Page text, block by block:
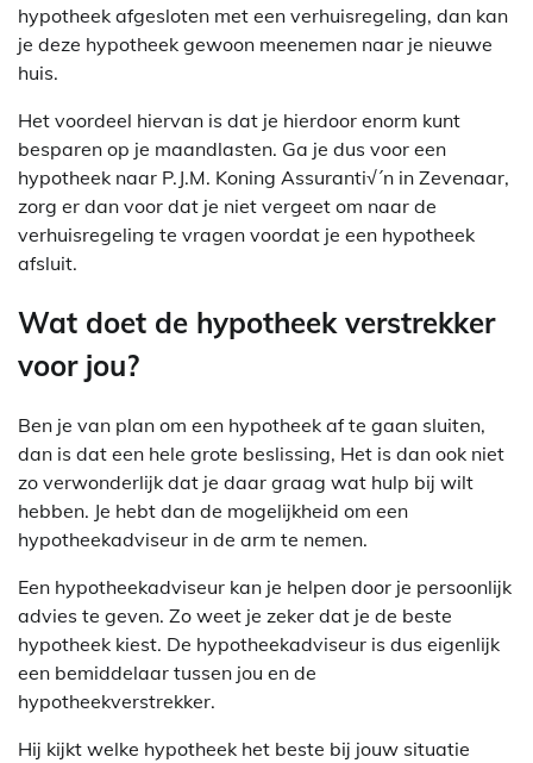
hypotheek afgesloten met een verhuisregeling, dan kan
je deze hypotheek gewoon meenemen naar je nieuwe
huis.
Het voordeel hiervan is dat je hierdoor enorm kunt
besparen op je maandlasten. Ga je dus voor een
hypotheek naar P.J.M. Koning Assuranti√´n in Zevenaar,
zorg er dan voor dat je niet vergeet om naar de
verhuisregeling te vragen voordat je een hypotheek
afsluit.
Wat doet de hypotheek verstrekker
voor jou?
Ben je van plan om een hypotheek af te gaan sluiten,
dan is dat een hele grote beslissing, Het is dan ook niet
zo verwonderlijk dat je daar graag wat hulp bij wilt
hebben. Je hebt dan de mogelijkheid om een
hypotheekadviseur in de arm te nemen.
Een hypotheekadviseur kan je helpen door je persoonlijk
advies te geven. Zo weet je zeker dat je de beste
hypotheek kiest. De hypotheekadviseur is dus eigenlijk
een bemiddelaar tussen jou en de
hypotheekverstrekker.
Hij kijkt welke hypotheek het beste bij jouw situatie